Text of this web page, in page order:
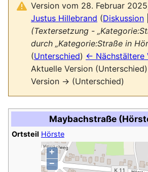
Version vom 28. Februar
Justus Hillebrand (Diskussion
(Textersetzung -
durch „Kategorie:Straße in
(Unterschied) ← Nächstältere
Aktuelle Version
Version → (Unterschied)
Maybachstraße
Ortsteil Hörste
+
−